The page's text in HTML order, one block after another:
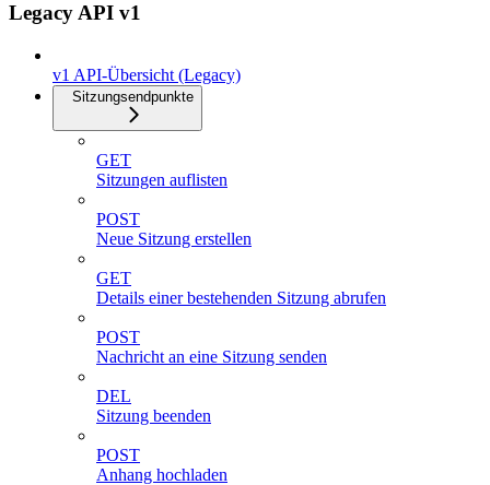
Legacy API v1
v1 API-Übersicht (Legacy)
Sitzungsendpunkte
GET
Sitzungen auflisten
POST
Neue Sitzung erstellen
GET
Details einer bestehenden Sitzung abrufen
POST
Nachricht an eine Sitzung senden
DEL
Sitzung beenden
POST
Anhang hochladen